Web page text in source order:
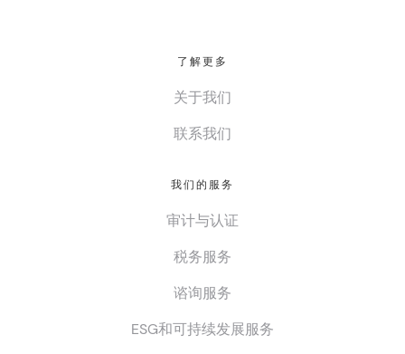
了解更多
关于我们
联系我们
我们的服务
审计与认证
税务服务
谘询服务
ESG和可持续发展服务